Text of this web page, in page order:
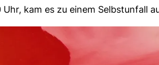
kam es zu einem Selbstunfall